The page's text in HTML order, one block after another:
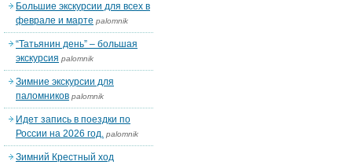
Большие экскурсии для всех в
феврале и марте palomnik
“Татьянин день” – большая
экскурсия palomnik
Зимние экскурсии для
паломников palomnik
Идет запись в поездки по
России на 2026 год. palomnik
Зимний Крестный ход